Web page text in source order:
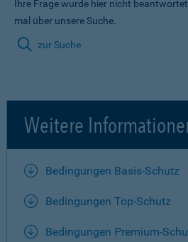
Ihre Frage wurde hier nicht
mal über unsere Suche.
zur Suche
Weitere
Bedingungen Basis-Schutz
Bedingungen Top-Schutz
Bedingungen Premium-